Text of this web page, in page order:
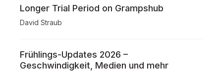
Longer Trial Period on Grampshub
David Straub
Frühlings-Updates 2026 –
Geschwindigkeit, Medien und mehr